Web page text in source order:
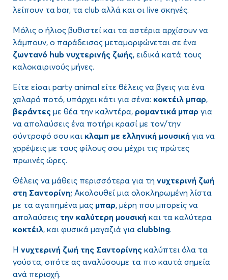
λείπουν τα bar, τα club αλλά και οι live σκηνές.
Μόλις ο ήλιος βυθιστεί και τα αστέρια αρχίσουν να
λάμπουν, ο παράδεισος μεταμορφώνεται σε ένα
ζωντανό hub νυχτερινής ζωής, ειδικά κατά τους
καλοκαιρινούς μήνες.
Είτε είσαι party animal είτε θέλεις να βγεις για ένα
χαλαρό ποτό, υπάρχει κάτι για σένα: κοκτέιλ μπαρ,
βεράντες με θέα την καλντέρα, ρομαντικά μπαρ για
να απολαύσεις ένα ποτήρι κρασί με τον/την
σύντροφό σου και κλαμπ με ελληνική μουσική για να
χορέψεις με τους φίλους σου μέχρι τις πρώτες
πρωινές ώρες.
Θέλεις να μάθεις περισσότερα για τη νυχτερινή ζωή
στη Σαντορίνη; Ακολουθεί μια ολοκληρωμένη λίστα
με τα αγαπημένα μας μπαρ, μέρη που μπορείς να
απολαύσεις την καλύτερη μουσική και τα καλύτερα
κοκτέιλ, και φυσικά μαγαζιά για clubbing.
Η νυχτερινή ζωή της Σαντορίνης καλύπτει όλα τα
γούστα, οπότε ας αναλύσουμε τα πιο καυτά σημεία
ανά περιοχή.